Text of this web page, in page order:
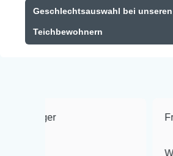
Geschlechtsauswahl bei unseren
Teichbewohnern
Frank